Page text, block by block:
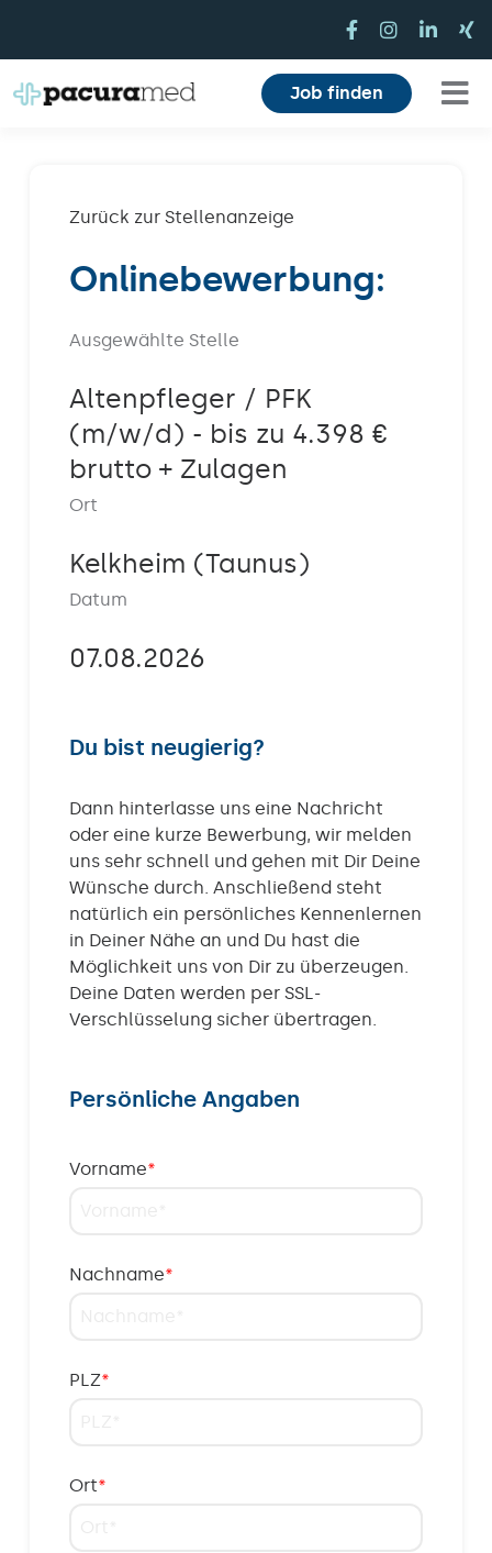
springen
Für Einrichtungen
Mitarbeiterbereich
Karriere
Über uns
Magazin
Kontakt
Job finden
Zurück zur Stellenanzeige
Onlinebewerbung:
Ausgewählte Stelle
Altenpfleger / PFK
(m/w/d) - bis zu 4.398 €
brutto + Zulagen
Ort
Kelkheim (Taunus)
Datum
07.08.2026
Du bist neugierig?
Dann hinterlasse uns eine Nachricht
oder eine kurze Bewerbung, wir melden
uns sehr schnell und gehen mit Dir Deine
Wünsche durch. Anschließend steht
natürlich ein persönliches Kennenlernen
in Deiner Nähe an und Du hast die
Möglichkeit uns von Dir zu überzeugen.
Deine Daten werden per SSL-
Verschlüsselung sicher übertragen.
Persönliche Angaben
Vorname*
Nachname*
PLZ*
Ort*